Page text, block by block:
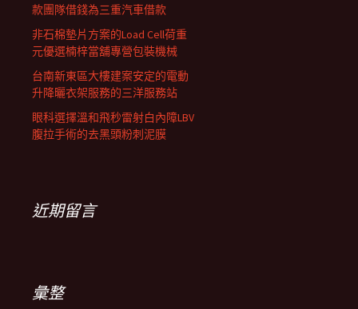
款團隊借錢為三重汽車借款
非石棉墊片方案的Load Cell荷重
元優選楠梓當舖專營包裝機械
台南新東區大樓建案安定的電動
升降曬衣架服務的三洋服務站
眼科選擇溫和飛秒雷射白內障LBV
腹拉手術的去黑頭粉刺泥膜
近期留言
彙整